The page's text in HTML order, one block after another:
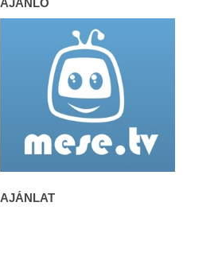
AJÁNLÓ
AJÁNLAT